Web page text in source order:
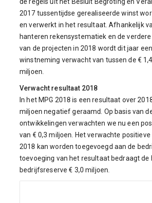
2017 tussentijdse gerealiseerde winst
en verwerkt in het resultaat. Afhankelijk
hanteren rekensystematiek en de
van de projecten in 2018 wordt dit jaar
winstneming verwacht van tussen de €
miljoen.
Verwacht resultaat 2018
In het MPG 2018 is een resultaat over
miljoen negatief geraamd. Op basis van
ontwikkelingen verwachten we nu een
van € 0,3 miljoen.
Het verwachte
2018 kan worden toegevoegd aan de
toevoeging van het resultaat bedraagt de
bedrijfsreserve € 3,0 miljoen.